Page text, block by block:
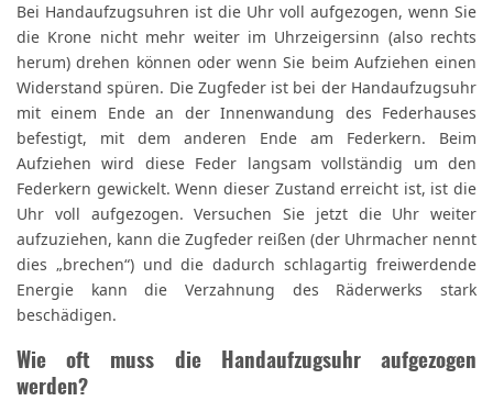
Bei Handaufzugsuhren ist die Uhr voll aufgezogen, wenn Sie
die Krone nicht mehr weiter im Uhrzeigersinn (also rechts
herum) drehen können oder wenn Sie beim Aufziehen einen
Widerstand spüren. Die Zugfeder ist bei der Handaufzugsuhr
mit einem Ende an der Innenwandung des Federhauses
befestigt, mit dem anderen Ende am Federkern. Beim
Aufziehen wird diese Feder langsam vollständig um den
Federkern gewickelt. Wenn dieser Zustand erreicht ist, ist die
Uhr voll aufgezogen. Versuchen Sie jetzt die Uhr weiter
aufzuziehen, kann die Zugfeder reißen (der Uhrmacher nennt
dies „brechen“) und die dadurch schlagartig freiwerdende
Energie kann die Verzahnung des Räderwerks stark
beschädigen.
Wie oft muss die Handaufzugsuhr aufgezogen
werden?